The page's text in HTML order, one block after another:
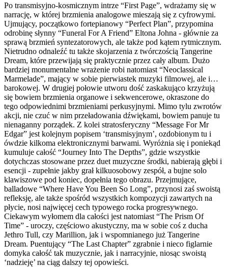
Po transmisyjno-kosmicznym intrze “First Page”, wdrażamy się w
narrację, w której brzmienia analogowe mieszają się z cyfrowymi.
Ujmujący, początkowo fortepianowy “Perfect Plan”, przypomina
odrobinę słynny “Funeral For A Friend” Eltona Johna - głównie za
sprawą brzmień syntezatorowych, ale także pod kątem rytmicznym.
Nietrudno odnaleźć tu także skojarzenia z twórczością Tangerine
Dream, które przewijają się praktycznie przez cały album. Dużo
bardziej monumentalne wrażenie robi natomiast “Neoclassical
Marmelade”, mający w sobie pierwiastek muzyki filmowej, ale i…
barokowej. W drugiej połowie utworu dość zaskakująco krzyżują
się bowiem brzmienia organowe i sekwencerowe, okraszone do
tego odpowiednimi brzmieniami perkusyjnymi. Mimo tylu zwrotów
akcji, nie czuć w nim przeładowania dźwiękami, bowiem panuje tu
nienaganny porządek. Z kolei stratosferyczny “Message For Mr
Edgar” jest kolejnym popisem ‘transmisyjnym’, ozdobionym tu i
ówdzie kilkoma elektronicznymi barwami. Wyróżnia się i poniekąd
kumuluje całość “Journey Into The Depths”, gdzie wszystkie
dotychczas stosowane przez duet muzyczne środki, nabierają głębi i
esencji - zupełnie jakby grał kilkuosobowy zespół, a bujne solo
klawiszowe pod koniec, dopełnia tego obrazu. Przejmujące,
balladowe “Where Have You Been So Long”, przynosi zaś swoistą
refleksję, ale także spośród wszystkich kompozycji zawartych na
płycie, nosi najwięcej cech typowego rocka progresywnego.
Ciekawym wyłomem dla całości jest natomiast “The Prism Of
Time” - uroczy, częściowo akustyczny, ma w sobie coś z ducha
Jethro Tull, czy Marillion, jak i wspomnianego już Tangerine
Dream. Puentujący “The Last Chapter” zgrabnie i nieco figlarnie
domyka całość tak muzycznie, jak i narracyjnie, niosąc swoistą
‘nadzieję’ na ciąg dalszy tej opowieści.